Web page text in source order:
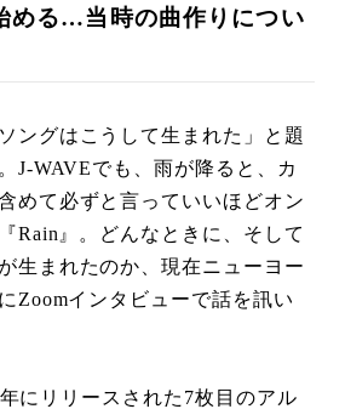
める…当時の曲作りについ
ングはこうして生まれた」と題
J-WAVEでも、雨が降ると、カ
めて必ずと言っていいほどオン
Rain』。どんなときに、そして
生まれたのか、現在ニューヨー
Zoomインタビューで話を訊い
年にリリースされた7枚目のアル